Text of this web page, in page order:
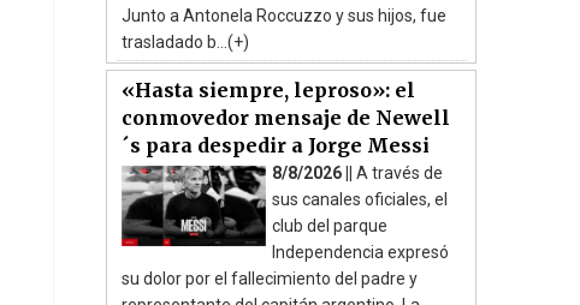
Junto a Antonela Roccuzzo y sus hijos, fue
trasladado b...(+)
«Hasta siempre, leproso»: el
conmovedor mensaje de Newell
´s para despedir a Jorge Messi
8/8/2026 || A través de
sus canales oficiales, el
club del parque
Independencia expresó
su dolor por el fallecimiento del padre y